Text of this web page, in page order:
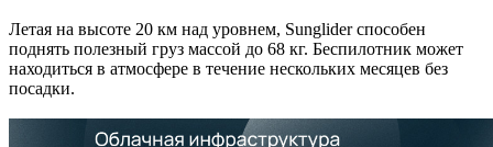
Летая на высоте 20 км над уровнем, Sunglider способен
поднять полезный груз массой до 68 кг. Беспилотник может
находиться в атмосфере в течение нескольких месяцев без
посадки.